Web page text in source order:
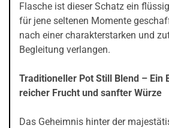
Flasche ist dieser Schatz ein
für jene seltenen Momente
nach einer charakterstarken und
Begleitung verlangen.
Traditioneller Pot Still Blend – Ein
reicher Frucht und sanfter Würze
Das Geheimnis hinter der